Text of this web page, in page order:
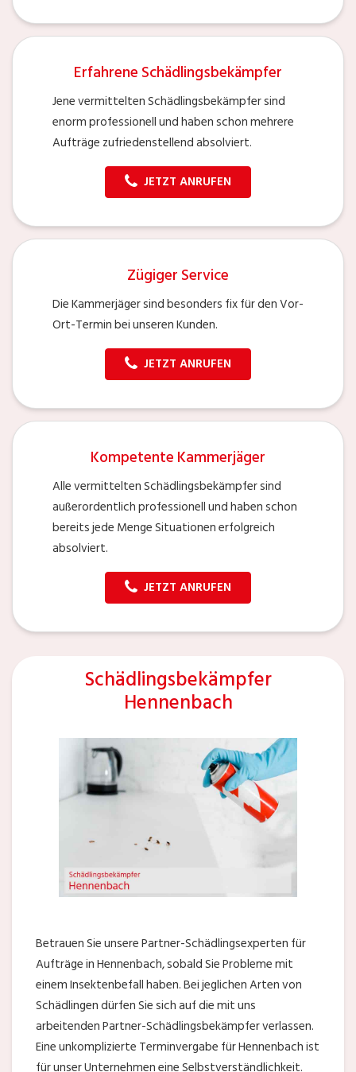
Erfahrene Schädlingsbekämpfer
Jene vermittelten Schädlingsbekämpfer sind
enorm professionell und haben schon mehrere
Aufträge zufriedenstellend absolviert.
JETZT ANRUFEN
Zügiger Service
Die Kammerjäger sind besonders fix für den Vor-
Ort-Termin bei unseren Kunden.
JETZT ANRUFEN
Kompetente Kammerjäger
Alle vermittelten Schädlingsbekämpfer sind
außerordentlich professionell und haben schon
bereits jede Menge Situationen erfolgreich
absolviert.
JETZT ANRUFEN
Schädlingsbekämpfer
Hennenbach
Betrauen Sie unsere Partner-Schädlingsexperten für
Aufträge in Hennenbach, sobald Sie Probleme mit
einem Insektenbefall haben. Bei jeglichen Arten von
Schädlingen dürfen Sie sich auf die mit uns
arbeitenden Partner-Schädlingsbekämpfer verlassen.
Eine unkomplizierte Terminvergabe für Hennenbach ist
für unser Unternehmen eine Selbstverständlichkeit.